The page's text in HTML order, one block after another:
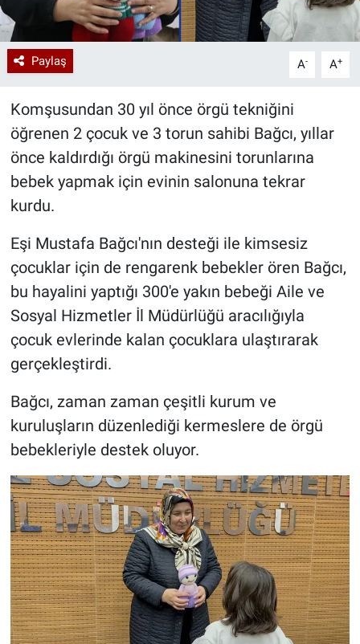
Paylaş A- A+
Komşusundan 30 yıl önce örgü tekniğini
öğrenen 2 çocuk ve 3 torun sahibi Bağcı, yıllar
önce kaldırdığı örgü makinesini torunlarına
bebek yapmak için evinin salonuna tekrar
kurdu.
Eşi Mustafa Bağcı'nın desteği ile kimsesiz
çocuklar için de rengarenk bebekler ören Bağcı,
bu hayalini yaptığı 300'e yakın bebeği Aile ve
Sosyal Hizmetler İl Müdürlüğü aracılığıyla
çocuk evlerinde kalan çocuklara ulaştırarak
gerçekleştirdi.
Bağcı, zaman zaman çeşitli kurum ve
kuruluşların düzenlediği kermeslere de örgü
bebekleriyle destek oluyor.